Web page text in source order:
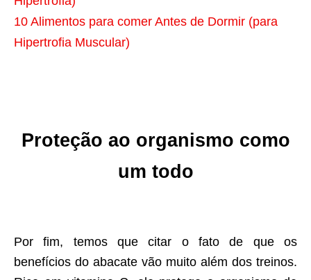
10 Alimentos para comer Antes de Dormir (para
Hipertrofia Muscular)
Proteção ao organismo como
um todo
Por fim, temos que citar o fato de que os
benefícios do abacate vão muito além dos treinos.